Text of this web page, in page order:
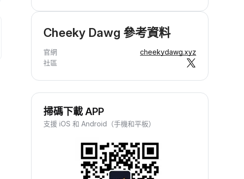
Cheeky Dawg 參考資料
官網
cheekydawg.xyz
社區
掃碼下載 APP
支援 iOS 和 Android（手機和平板）